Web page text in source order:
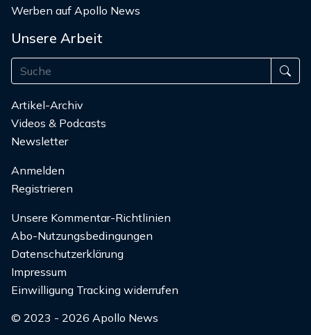
Werben auf Apollo News
Unsere Arbeit
Artikel-Archiv
Videos & Podcasts
Newsletter
Anmelden
Registrieren
Unsere Kommentar-Richtlinien
Abo-Nutzungsbedingungen
Datenschutzerklärung
Impressum
Einwilligung Tracking widerrufen
© 2023 - 2026 Apollo News